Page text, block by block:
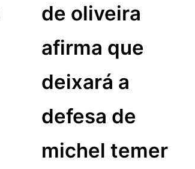
de oliveira
afirma que
deixará a
defesa de
michel temer